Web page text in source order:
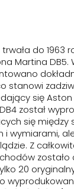
do 1963
Martina
stanowi
się
został
się między
i wymiarami,
Z
20